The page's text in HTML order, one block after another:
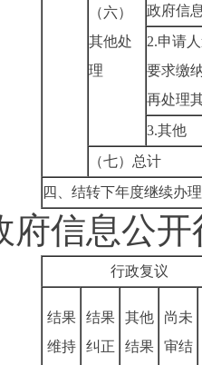
（六）
其他处
理
政府信
2.申请
要求缴
再处理
3.其他
（七）总计
四、结转下年度继续办理
息公开
行政复议
结果
维持
结果
纠正
其他
结果
尚未
审结